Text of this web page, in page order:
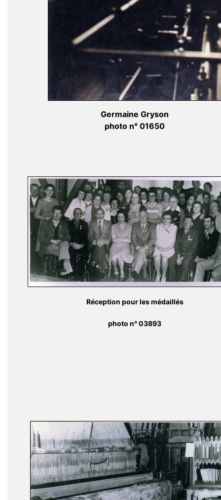
Germaine Gryson
photo n° 01650
Réception pour les médaillés
photo n° 03893